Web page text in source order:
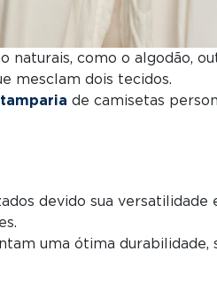
naturais, como o algodão,
mesclam dois tecidos.
de camisetas
devido sua versatilidade
uma ótima durabilidade,